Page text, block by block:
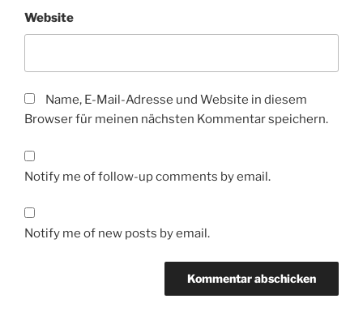
Website
Name, E-Mail-Adresse und Website in diesem
Browser für meinen nächsten Kommentar speichern.
Notify me of follow-up comments by email.
Notify me of new posts by email.